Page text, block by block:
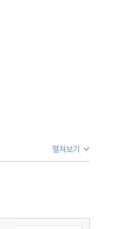
펼쳐보기